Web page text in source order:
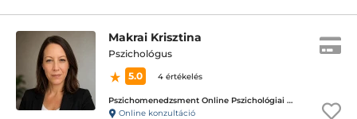
Makrai Krisztina
Pszichológus
5.0
4 értékelés
Pszichomenedzsment Online Pszichológiai Tanácsadó Központ
Online konzultáció